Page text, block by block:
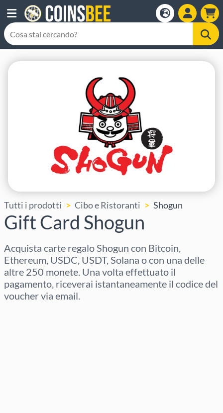
Tutti i prodotti Cibo e Ristoranti Shogun
Gift Card Shogun
Acquista carte regalo Shogun con Bitcoin,
Ethereum, USDC, USDT, Solana o con una delle
altre 250 monete. Una volta effettuato il
pagamento, riceverai istantaneamente il codice del
voucher via email.